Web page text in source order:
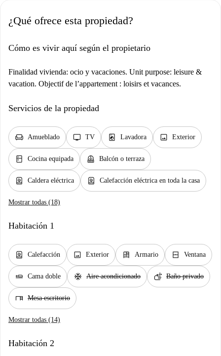
¿Qué ofrece esta propiedad?
Cómo es vivir aquí según el propietario
Finalidad vivienda: ocio y vacaciones. Unit purpose: leisure &
vacation. Objectif de l’appartement : loisirs et vacances.
Servicios de la propiedad
chair Amueblado tv TV local_laundry_service Lavadora image Exterior
kitchen Cocina equipada balcony Balcón o terraza
water_heater Caldera eléctrica water_heater Calefacción eléctrica en toda la casa
Mostrar todas (18)
Habitación 1
water_heater Calefacción image Exterior dresser Armario window_closed Ventana
airline_seat_flat Cama doble ac_unit Aire acondicionado soap Baño privado
desk Mesa escritorio
Mostrar todas (14)
Habitación 2